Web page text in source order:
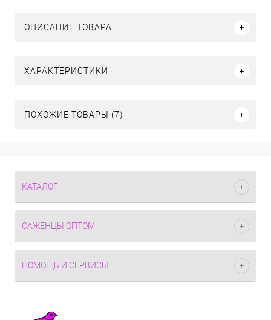
ОПИСАНИЕ ТОВАРА
ХАРАКТЕРИСТИКИ
ПОХОЖИЕ ТОВАРЫ (7)
КАТАЛОГ
САЖЕНЦЫ ОПТОМ
ПОМОЩЬ И СЕРВИСЫ